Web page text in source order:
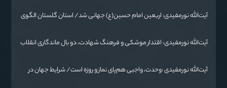
آیت‌الله نورمفیدی: اربعین امام حسین(ع) جهانی شد/ استان گلستان الگوی
آیت‌الله نورمفیدی: اقتدار موشکی و فرهنگ شهادت، دو بال ماندگاری انقلاب
آیت‌الله نورمفیدی :وحدت، واجبی هم‌پای نماز و روزه است/ شرایط جهان در